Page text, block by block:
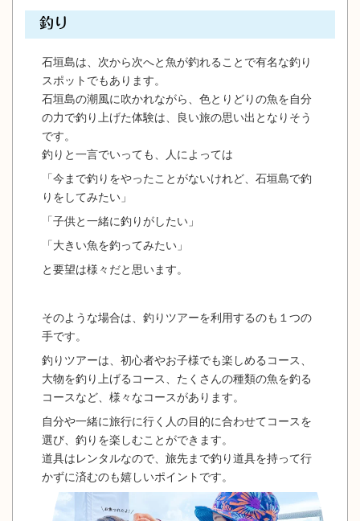
釣り
石垣島は、次から次へと魚が釣れることで有名な釣り
スポットでもあります。
石垣島の潮風に吹かれながら、色とりどりの魚を自分
の力で釣り上げた体験は、良い旅の思い出となりそう
です。
釣りと一言でいっても、人によっては
「今まで釣りをやったことがないけれど、石垣島で釣
りをしてみたい」
「子供と一緒に釣りがしたい」
「大きい魚を釣ってみたい」
と要望は様々だと思います。
そのような場合は、釣りツアーを利用するのも１つの
手です。
釣りツアーは、初心者やお子様でも楽しめるコース、
大物を釣り上げるコース、たくさんの種類の魚を釣る
コースなど、様々なコースがあります。
自分や一緒に旅行に行く人の目的に合わせてコースを
選び、釣りを楽しむことができます。
道具はレンタルなので、旅先まで釣り道具を持って行
かずに済むのも嬉しいポイントです。